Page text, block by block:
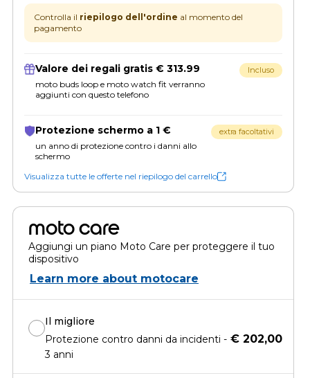
Controlla il riepilogo dell'ordine al momento del
pagamento
Valore dei regali gratis € 313.99
moto buds loop e moto watch fit verranno
aggiunti con questo telefono
Incluso
Protezione schermo a 1 €
un anno di protezione contro i danni allo
schermo
extra facoltativi
Visualizza tutte le offerte nel riepilogo del carrello
moto care
Aggiungi un piano Moto Care per proteggere il tuo
dispositivo
Learn more about motocare
Il migliore
Protezione contro danni da incidenti -
3 anni
€ 202,00